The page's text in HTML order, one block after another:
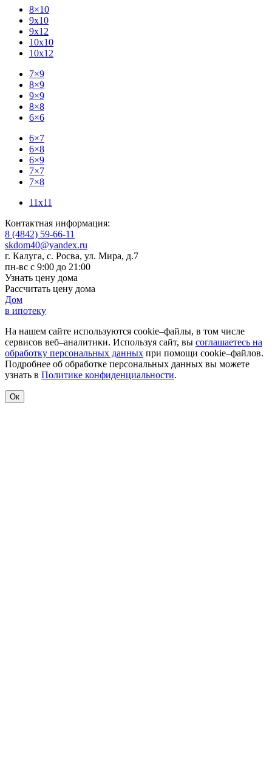
8×10
9x10
9x12
10x10
10x12
7×9
8×9
9×9
8×8
6×6
6×7
6×8
6×9
7×7
7×8
11x11
Контактная информация:
8 (4842) 59-66-11
skdom40@yandex.ru
г. Калуга, с. Росва, ул. Мира, д.7
пн-вс с 9:00 до 21:00
Узнать цену дома
Рассчитать цену дома
Дом
в ипотеку
На нашем сайте используются cookie–файлы, в том числе
сервисов веб–аналитики. Используя сайт, вы соглашаетесь на
обработку персональных данных при помощи cookie–файлов.
Подробнее об обработке персональных данных вы можете
узнать в Политике конфиденциальности.
Ок